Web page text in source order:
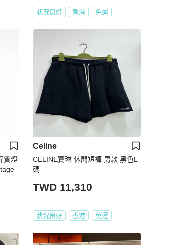
狀況良好 香港 免運
質燈
Celine
CELINE賽琳 休閒短褲 男款 黑色L
碼
TWD 11,310
狀況良好 香港 免運